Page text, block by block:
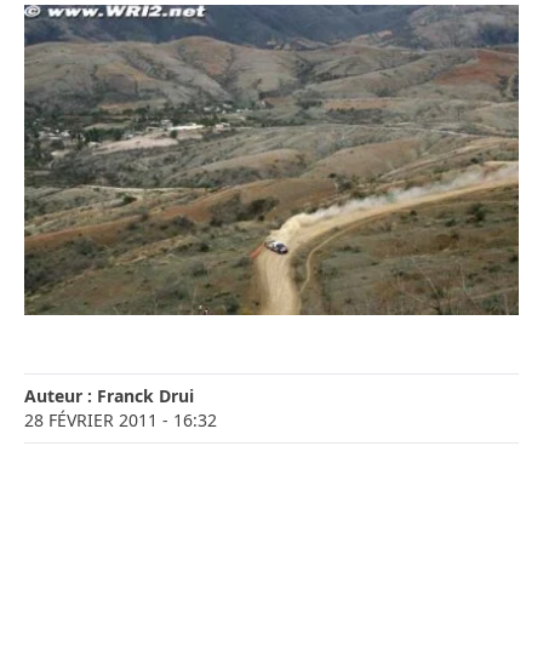
Auteur : Franck Drui
28 FÉVRIER 2011 - 16:32